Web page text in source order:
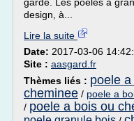
design, à...
Lire la suite
Date: 2017-03-06
Site : aasgard.fr
Thèmes liés : poele
cheminee / poele a
/ poele a bois ou